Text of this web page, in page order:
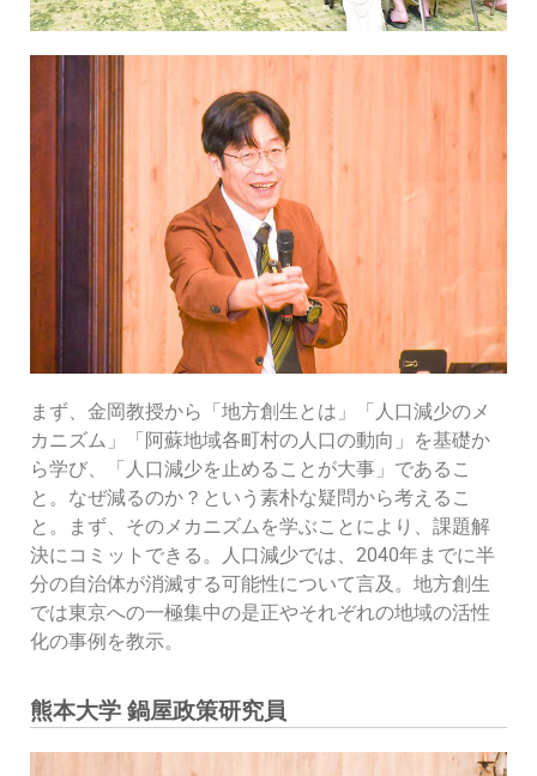
まず、金岡教授から「地方創生とは」「人口減少のメ
カニズム」「阿蘇地域各町村の人口の動向」を基礎か
ら学び、「人口減少を止めることが大事」であるこ
と。なぜ減るのか？という素朴な疑問から考えるこ
と。まず、そのメカニズムを学ぶことにより、課題解
決にコミットできる。人口減少では、2040年までに半
分の自治体が消滅する可能性について言及。地方創生
では東京への一極集中の是正やそれぞれの地域の活性
化の事例を教示。
熊本大学 鍋屋政策研究員